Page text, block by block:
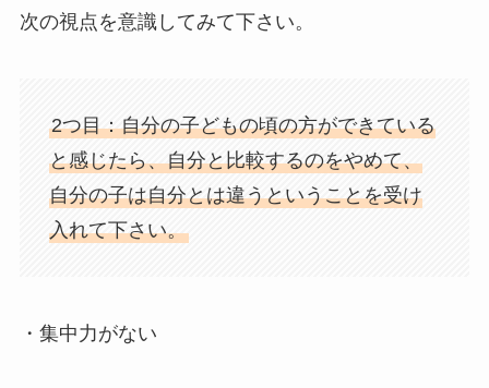
次の視点を意識してみて下さい。
2つ目：自分の子どもの頃の方ができている
と感じたら、自分と比較するのをやめて、
自分の子は自分とは違うということを受け
入れて下さい。
・集中力がない